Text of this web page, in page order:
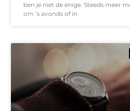
ben je niet de enige. Steeds meer
om ’s avonds of in